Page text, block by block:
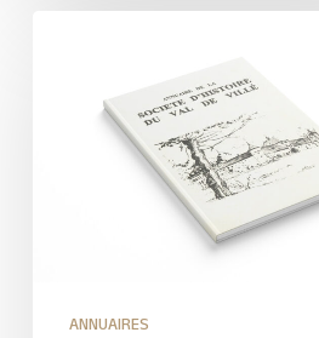
ANNUAIRES